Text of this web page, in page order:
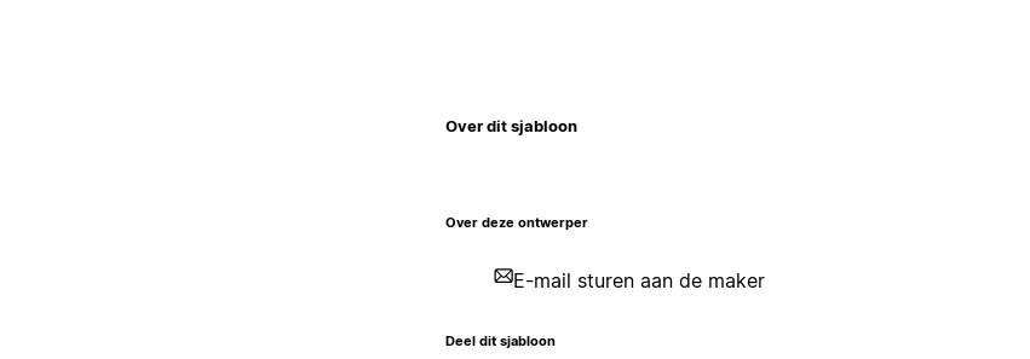
Over dit sjabloon
Over deze ontwerper
E-mail sturen aan de maker
Deel dit sjabloon